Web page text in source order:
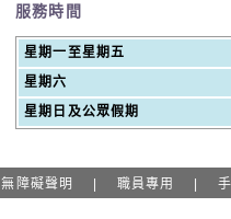
服務時間
星期一至星期五
星期六
星期日及公眾假期
無障礙聲明 職員專用